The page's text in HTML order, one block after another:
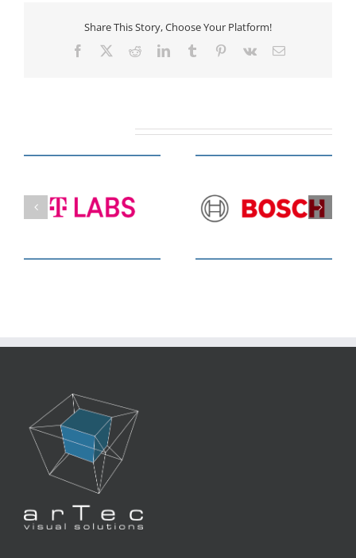
Share This Story, Choose Your Platform!
Facebook RedditLinkedInTumblr Pinterest
Vk
E-
BOSCH SAP